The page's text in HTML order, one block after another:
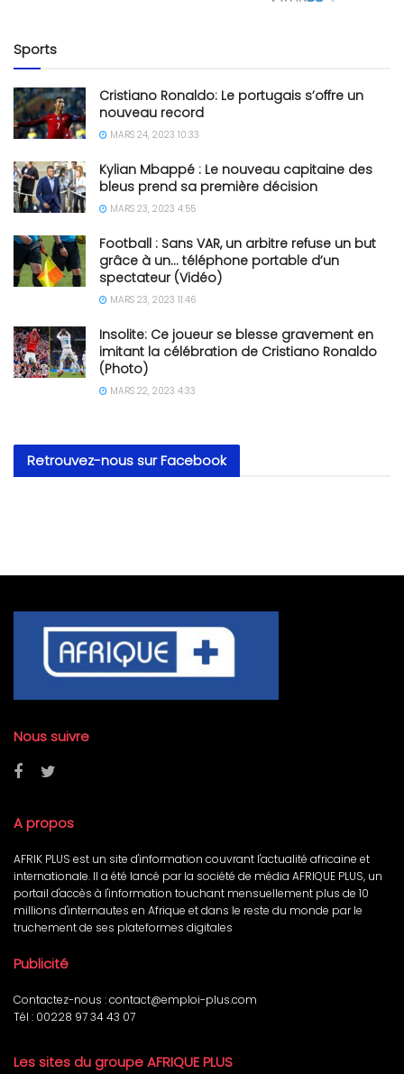
Sports
Cristiano Ronaldo: Le portugais s’offre un
nouveau record
MARS 24, 2023 10:33
Kylian Mbappé : Le nouveau capitaine des
bleus prend sa première décision
MARS 23, 2023 4:55
Football : Sans VAR, un arbitre refuse un but
grâce à un… téléphone portable d’un
spectateur (Vidéo)
MARS 23, 2023 11:46
Insolite: Ce joueur se blesse gravement en
imitant la célébration de Cristiano Ronaldo
(Photo)
MARS 22, 2023 4:33
Retrouvez-nous sur Facebook
Nous suivre
A propos
AFRIK PLUS est un site d'information couvrant l'actualité africaine et
internationale. Il a été lancé par la société de média AFRIQUE PLUS, un
portail d'accès à l'information touchant mensuellement plus de 10
millions d'internautes en Afrique et dans le reste du monde par le
truchement de ses plateformes digitales
Publicité
Contactez-nous :contact@emploi-plus.com
Tél : 00228 97 34 43 07
Les sites du groupe AFRIQUE PLUS